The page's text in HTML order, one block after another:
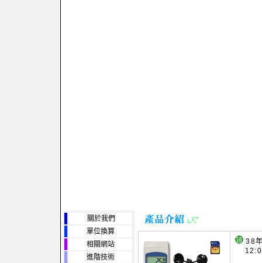
關於我們
單位換算
相關網站
進階技術
38
12:00